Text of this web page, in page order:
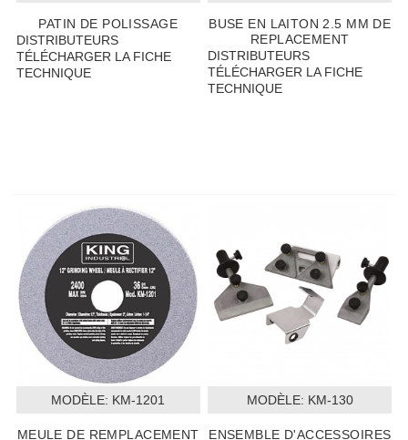
PATIN DE POLISSAGE
DISTRIBUTEURS
TÉLÉCHARGER LA FICHE
TECHNIQUE
BUSE EN LAITON 2.5 MM DE
REPLACEMENT
DISTRIBUTEURS
TÉLÉCHARGER LA FICHE
TECHNIQUE
MODÈLE: KM-1201
MEULE DE REMPLACEMENT
MODÈLE: KM-130
ENSEMBLE D'ACCESSOIRES